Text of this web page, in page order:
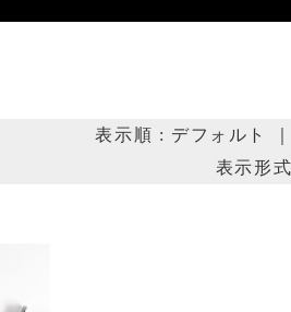
表示順 : デフォルト ｜
表示形